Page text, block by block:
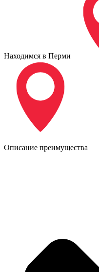
Находимся в Перми
Описание преимущества